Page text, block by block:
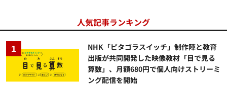
人気記事ランキング
NHK「ピタゴラスイッチ」制作陣と教育
出版が共同開発した映像教材「目で見る
算数」、月額680円で個人向けストリーミ
ング配信を開始